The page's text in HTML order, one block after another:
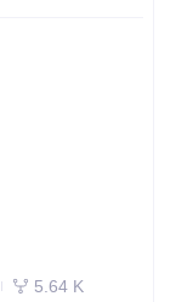
5.64 K